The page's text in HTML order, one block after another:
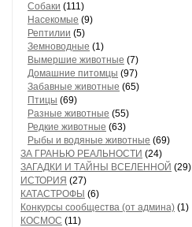
Собаки (111)
Насекомые (9)
Рептилии (5)
Земноводные (1)
Вымершие животные (7)
Домашние питомцы (97)
Забавные животные (65)
Птицы (69)
Разные животные (55)
Редкие животные (63)
Рыбы и водяные животные (69)
ЗА ГРАНЬЮ РЕАЛЬНОСТИ (24)
ЗАГАДКИ И ТАЙНЫ ВСЕЛЕННОЙ (29)
ИСТОРИЯ (27)
КАТАСТРОФЫ (6)
Конкурсы сообщества (от админа) (1)
КОСМОС (11)